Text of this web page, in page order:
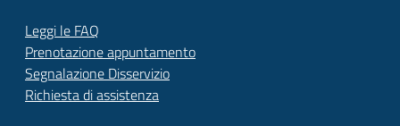
Leggi le FAQ
Prenotazione appuntamento
Segnalazione Disservizio
Richiesta di assistenza